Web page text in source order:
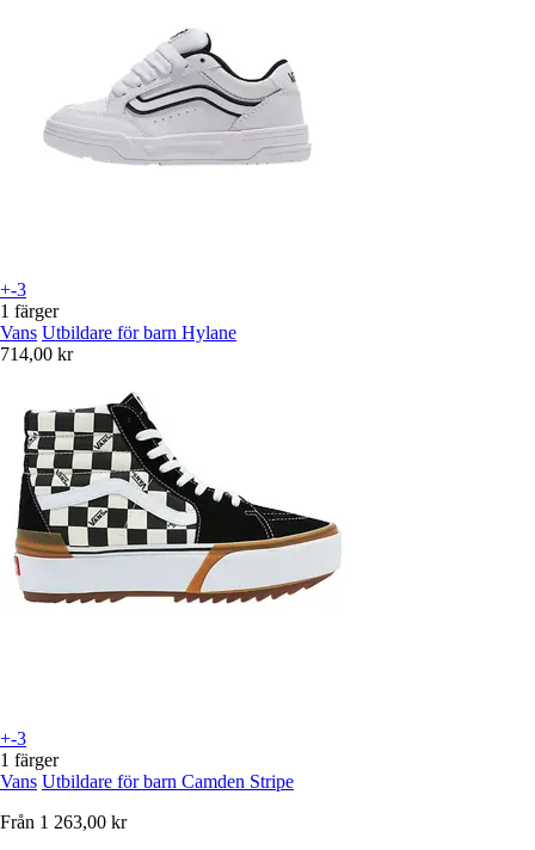
+-3
1 färger
Vans Utbildare för barn Hylane
714,00 kr
+-3
1 färger
Vans Utbildare för barn Camden Stripe
Från 1 263,00 kr